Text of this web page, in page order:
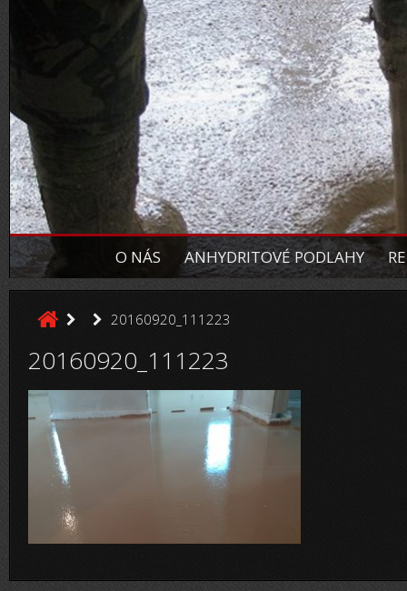
O NÁS ANHYDRITOVÉ PODLAHY
20160920_111223
20160920_111223